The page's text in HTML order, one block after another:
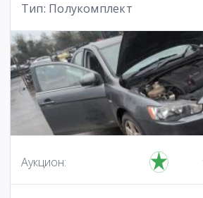
Тип: Полукомплект
Аукцион: